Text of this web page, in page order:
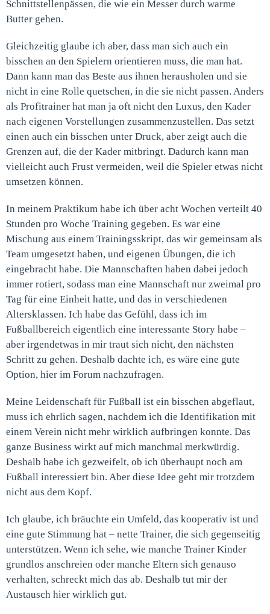
Schnittstellenpässen, die wie ein Messer durch warme
Butter gehen.
Gleichzeitig glaube ich aber, dass man sich auch ein
bisschen an den Spielern orientieren muss, die man hat.
Dann kann man das Beste aus ihnen herausholen und sie
nicht in eine Rolle quetschen, in die sie nicht passen. Anders
als Profitrainer hat man ja oft nicht den Luxus, den Kader
nach eigenen Vorstellungen zusammenzustellen. Das setzt
einen auch ein bisschen unter Druck, aber zeigt auch die
Grenzen auf, die der Kader mitbringt. Dadurch kann man
vielleicht auch Frust vermeiden, weil die Spieler etwas nicht
umsetzen können.
In meinem Praktikum habe ich über acht Wochen verteilt 40
Stunden pro Woche Training gegeben. Es war eine
Mischung aus einem Trainingsskript, das wir gemeinsam als
Team umgesetzt haben, und eigenen Übungen, die ich
eingebracht habe. Die Mannschaften haben dabei jedoch
immer rotiert, sodass man eine Mannschaft nur zweimal pro
Tag für eine Einheit hatte, und das in verschiedenen
Altersklassen. Ich habe das Gefühl, dass ich im
Fußballbereich eigentlich eine interessante Story habe –
aber irgendetwas in mir traut sich nicht, den nächsten
Schritt zu gehen. Deshalb dachte ich, es wäre eine gute
Option, hier im Forum nachzufragen.
Meine Leidenschaft für Fußball ist ein bisschen abgeflaut,
muss ich ehrlich sagen, nachdem ich die Identifikation mit
einem Verein nicht mehr wirklich aufbringen konnte. Das
ganze Business wirkt auf mich manchmal merkwürdig.
Deshalb habe ich gezweifelt, ob ich überhaupt noch am
Fußball interessiert bin. Aber diese Idee geht mir trotzdem
nicht aus dem Kopf.
Ich glaube, ich bräuchte ein Umfeld, das kooperativ ist und
eine gute Stimmung hat – nette Trainer, die sich gegenseitig
unterstützen. Wenn ich sehe, wie manche Trainer Kinder
grundlos anschreien oder manche Eltern sich genauso
verhalten, schreckt mich das ab. Deshalb tut mir der
Austausch hier wirklich gut.